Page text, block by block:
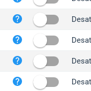
iplogger.com
iplogger.co
2no.co